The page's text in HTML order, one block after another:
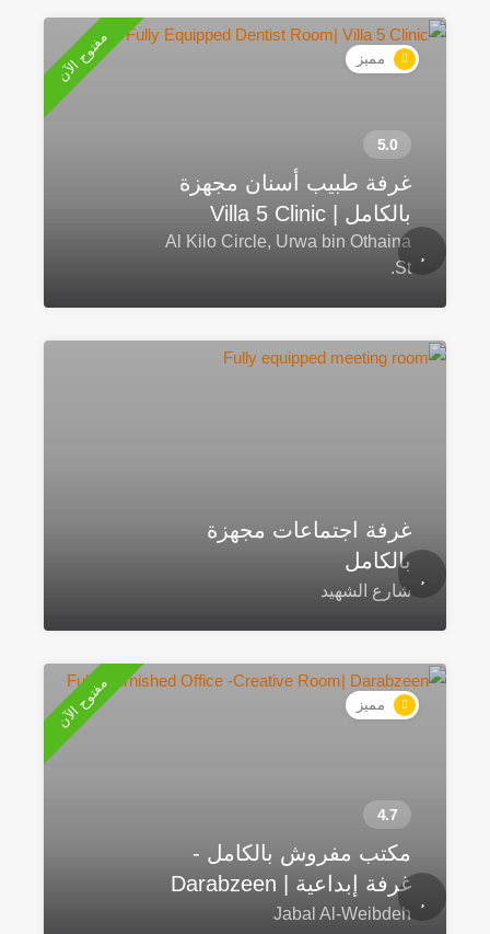
مميز مفتوح الآن
غرفة طبيب أسنان مجهزة
بالكامل | Villa 5 Clinic
Al Kilo Circle, Urwa bin Othaina
St.
غرفة اجتماعات مجهزة
بالكامل
شارع الشهيد
مميز مفتوح الآن
مكتب مفروش بالكامل -
غرفة إبداعية | Darabzeen
Jabal Al-Weibdeh